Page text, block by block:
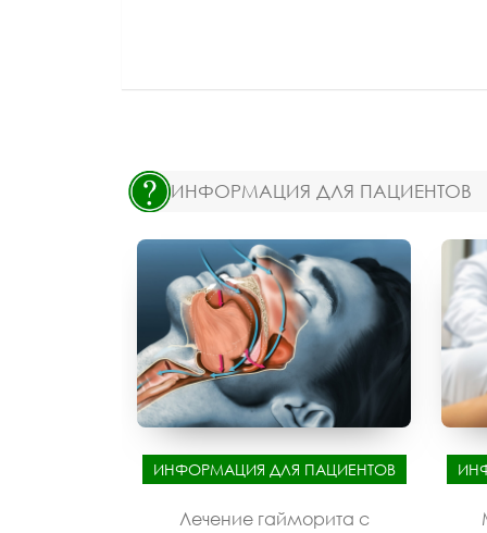
ИНФОРМАЦИЯ ДЛЯ ПАЦИЕНТОВ
ИНФОРМАЦИЯ ДЛЯ ПАЦИЕНТОВ
Лечение гайморита с